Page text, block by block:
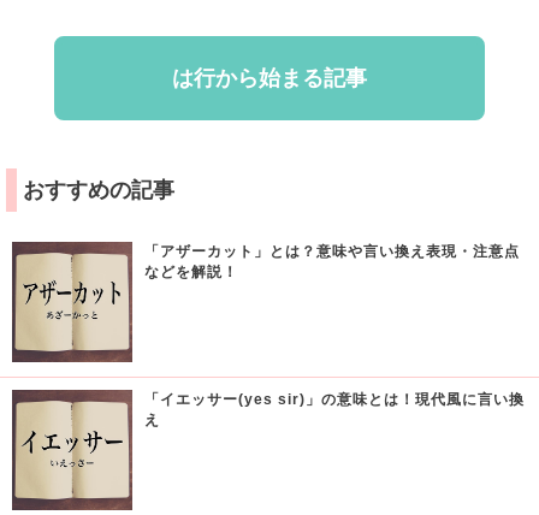
は行から始まる記事
おすすめの記事
「アザーカット」とは？意味や言い換え表現・注意点
などを解説！
「イエッサー(yes sir)」の意味とは！現代風に言い換
え